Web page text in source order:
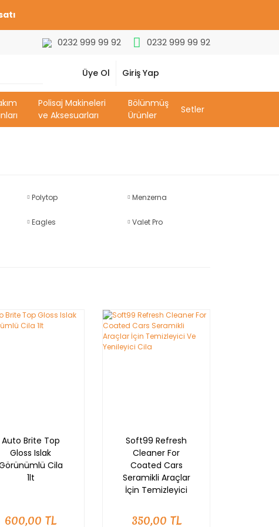
0232 999 99 92 0232 999 99 92
Üye Ol Giriş Yap
Polisaj Makineleri
ve Aksesuarları
Bölünmüş
Ürünler
Setler
Polytop Menzerna
Eagles Valet Pro
Auto Brite Top
Gloss Islak
Cila
1lt
600,00 TL
Soft99 Refresh
Cleaner For
Coated Cars
Seramikli Araçlar
İçin Temizleyici
350,00 TL